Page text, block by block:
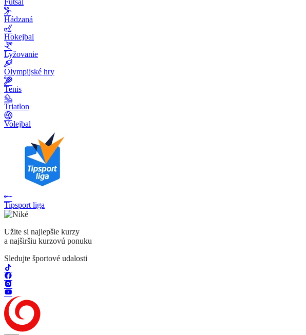
Futsal
Hádzaná
Hokejbal
Lyžovanie
Olympijské hry
Tenis
Triatlon
Volejbal
Tipsport liga
Užite si najlepšie kurzy
a najširšiu kurzovú ponuku
Sledujte športové udalosti